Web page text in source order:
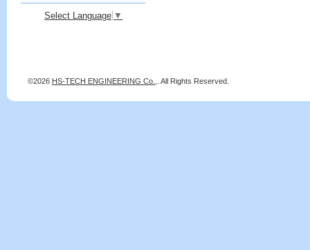
Select Language ▼
©2026 HS-TECH ENGINEERING Co., . All Rights Reserved.